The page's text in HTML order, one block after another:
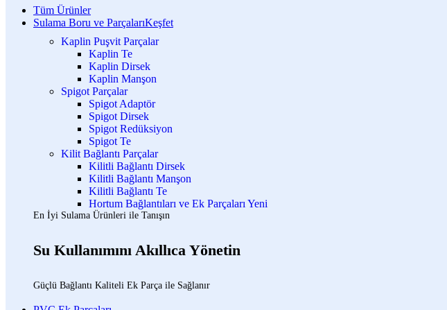
Tüm Ürünler
Sulama Boru ve ParçalarıKeşfet
Kaplin Puşvit Parçalar
Kaplin Te
Kaplin Dirsek
Kaplin Manşon
Spigot Parçalar
Spigot Adaptör
Spigot Dirsek
Spigot Redüksiyon
Spigot Te
Kilit Bağlantı Parçalar
Kilitli Bağlantı Dirsek
Kilitli Bağlantı Manşon
Kilitli Bağlantı Te
Hortum Bağlantıları ve Ek Parçaları Yeni
En İyi Sulama Ürünleri ile Tanışın
Su Kullanımını Akıllıca Yönetin
Güçlü Bağlantı Kaliteli Ek Parça ile Sağlanır